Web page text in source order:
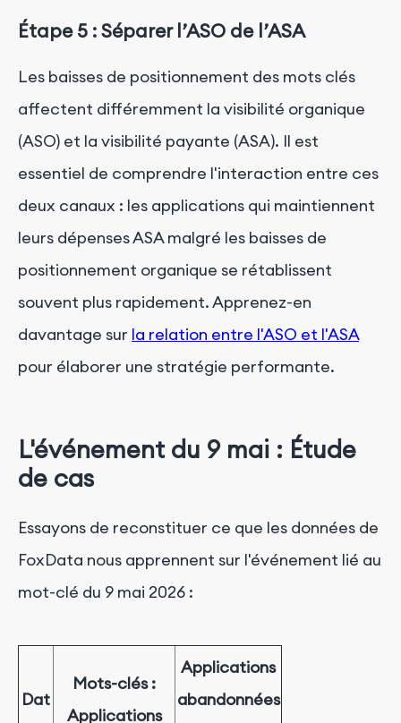
Étape 5 : Séparer l’ASO de l’ASA
Les baisses de positionnement des mots clés
affectent différemment la visibilité organique
(ASO) et la visibilité payante (ASA). Il est
essentiel de comprendre l'interaction entre ces
deux canaux : les applications qui maintiennent
leurs dépenses ASA malgré les baisses de
positionnement organique se rétablissent
souvent plus rapidement. Apprenez-en
davantage sur la relation entre l'ASO et l'ASA
pour élaborer une stratégie performante.
L'événement du 9 mai : Étude
de cas
Essayons de reconstituer ce que les données de
FoxData nous apprennent sur l'événement lié au
mot-clé du 9 mai 2026 :
Dat
Mots-clés :
Applications
Applications
abandonnées